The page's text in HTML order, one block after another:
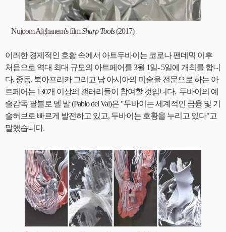
Nujoom Alghanem's filmSharp Tools(2017)
이러한 경제적인 호황 속에서 아트두바이는 코로나 팬데믹 이후
처음으로 역대 최대 규모의 아트페어를 3월 1일- 5일에 개최를 합니
다. 중동, 북아프리카 그리고 남 아시아의 미술을 전문으로 하는 아
트페어는 130개 이상의 갤러리들이 참여할 것입니다. 두바이의 예
술감독 팔블로 델 발 (Pablo del Val)은 "두바이는 세계적인 금융 및 기
술허브로 빠르게 발전하고 있고, 두바이는 호황을 누리고 있다"고
말했습니다.